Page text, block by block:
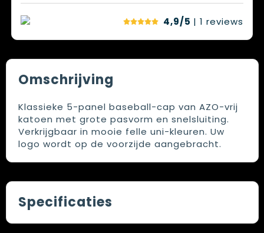
4,9/5 | 1 reviews
Omschrijving
Klassieke 5-panel baseball-cap van AZO-vrij
katoen met grote pasvorm en snelsluiting.
Verkrijgbaar in mooie felle uni-kleuren. Uw
logo wordt op de voorzijde aangebracht.
Specificaties